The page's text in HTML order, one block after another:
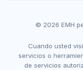
© 2026 EMH
Cuando usted
servicios o
de servicios